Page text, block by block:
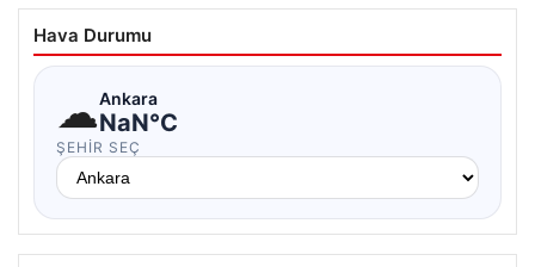
Hava Durumu
☁Ankara
NaN°C
ŞEHIR SEÇ